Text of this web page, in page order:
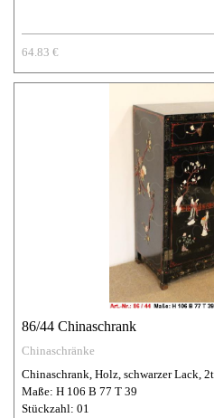
64.83 €
86/44 Chinaschrank
Chinaschränke
Chinaschrank, Holz, schwarzer Lack,
Maße: H 106 B 77 T 39
Stückzahl: 01